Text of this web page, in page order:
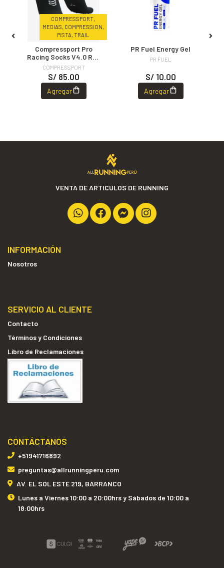
COMPRESSPORT,
MEDIAS, COMPRESSION,
PISTA, TRAIL
Compressport Pro
Racing Socks V4.0 Run
Low Black/Red
COMPRESSPORT
S/ 85.00
Agregar
PR Fuel Energy Gel
PR FUEL
S/ 10.00
Agregar
VENTA DE ARTICULOS DE RUNNING
INFORMACIÓN
Nosotros
SERVICIO AL CLIENTE
Contacto
Términos y Condiciones
Libro de Reclamaciones
CONTÁCTANOS
+51941716892
preguntas@allrunningperu.com
AV. EL SOL ESTE 219, BARRANCO
Lunes a Viernes 10:00 a 20:00hrs y Sábados de 10:00 a
18:00hrs